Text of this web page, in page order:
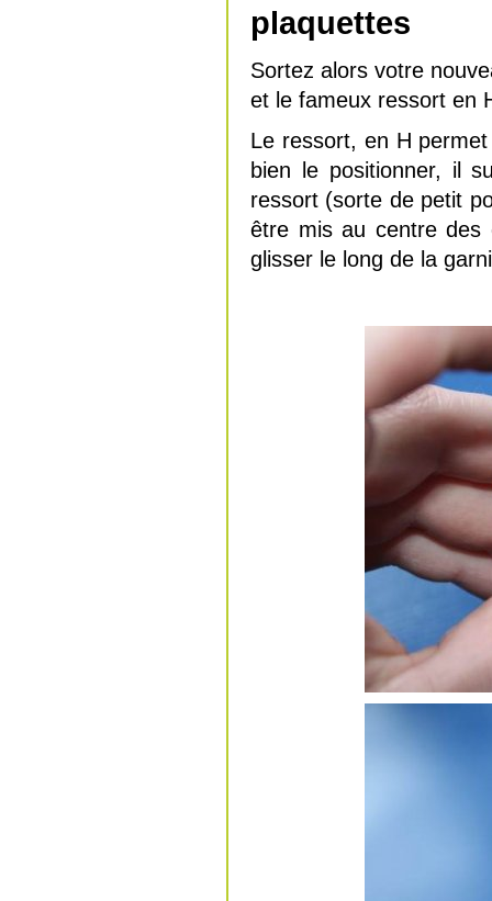
plaquettes
Sortez alors votre
et le fameux ressort en
Le ressort, en H
bien le positionner, il
ressort (sorte de petit
être mis au centre des
glisser le long de la